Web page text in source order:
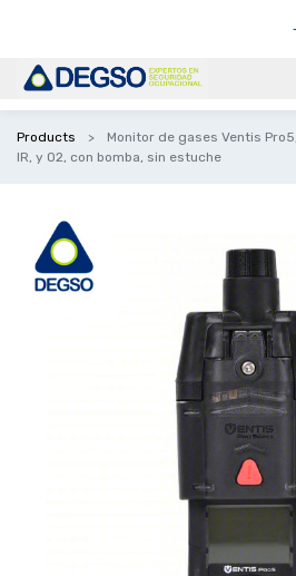
Products
Monitor de gases Ventis
IR, y O2, con bomba, sin estuche